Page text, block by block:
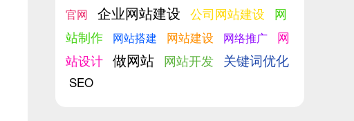
官网
企业网站建设 公司网站建设
网
站制作
网站搭建 网站建设 网络推广
网
站设计 做网站 网站开发 关键词优化
SEO